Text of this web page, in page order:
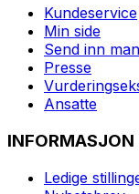
Kundeservice
Min side
Send inn
Presse
Ansatte
INFORMASJON
Ledige